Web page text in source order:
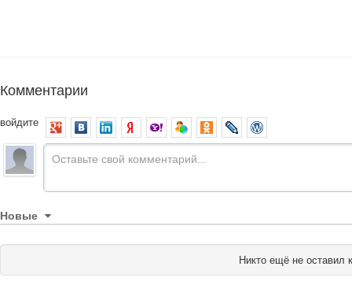
Комментарии
войдите
Новые
Никто ещё не оставил